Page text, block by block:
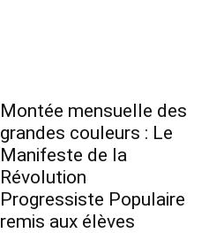
Montée mensuelle des
grandes couleurs : Le
Manifeste de la
Révolution
Progressiste Populaire
remis aux élèves